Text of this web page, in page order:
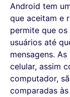
Android tem
que aceitam e
permite que
usuários até
mensagens.
celular, assim
computador,
comparadas